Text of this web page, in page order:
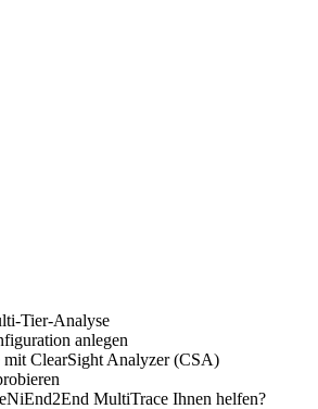
MultiTrace Ihnen helfen?